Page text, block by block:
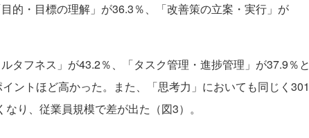
的・目標の理解」が36.3％、「改善策の立案・実行」が
タフネス」が43.2％、「タスク管理・進捗管理」が37.9％と
ントほど高かった。また、「思考力」においても同じく301
り、従業員規模で差が出た（図3）。